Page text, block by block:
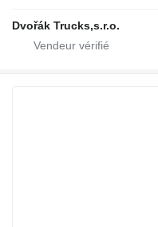
Dvořák Trucks,s.r.o.